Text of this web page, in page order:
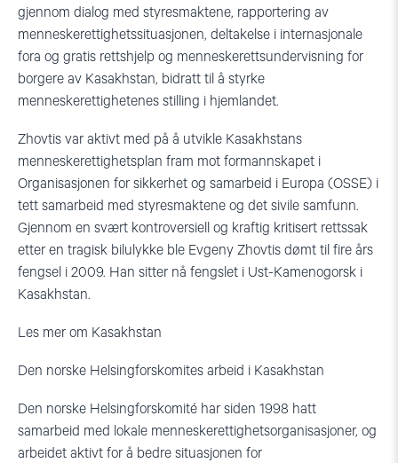
gjennom dialog med styresmaktene, rapportering av
menneskerettighetssituasjonen, deltakelse i internasjonale
fora og gratis rettshjelp og menneskerettsundervisning for
borgere av Kasakhstan, bidratt til å styrke
menneskerettighetenes stilling i hjemlandet.
Zhovtis var aktivt med på å utvikle Kasakhstans
menneskerettighetsplan fram mot formannskapet i
Organisasjonen for sikkerhet og samarbeid i Europa (OSSE) i
tett samarbeid med styresmaktene og det sivile samfunn.
Gjennom en svært kontroversiell og kraftig kritisert rettssak
etter en tragisk bilulykke ble Evgeny Zhovtis dømt til fire års
fengsel i 2009. Han sitter nå fengslet i Ust-Kamenogorsk i
Kasakhstan.
Les mer om Kasakhstan
Den norske Helsingforskomites arbeid i Kasakhstan
Den norske Helsingforskomité har siden 1998 hatt
samarbeid med lokale menneskerettighetsorganisasjoner, og
arbeidet aktivt for å bedre situasjonen for